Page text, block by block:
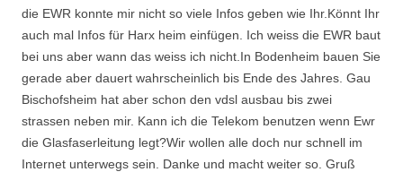
die EWR konnte mir nicht so viele Infos geben wie Ihr.Könnt Ihr
auch mal Infos für Harx heim einfügen. Ich weiss die EWR baut
bei uns aber wann das weiss ich nicht.In Bodenheim bauen Sie
gerade aber dauert wahrscheinlich bis Ende des Jahres. Gau
Bischofsheim hat aber schon den vdsl ausbau bis zwei
strassen neben mir. Kann ich die Telekom benutzen wenn Ewr
die Glasfaserleitung legt?Wir wollen alle doch nur schnell im
Internet unterwegs sein. Danke und macht weiter so. Gruß